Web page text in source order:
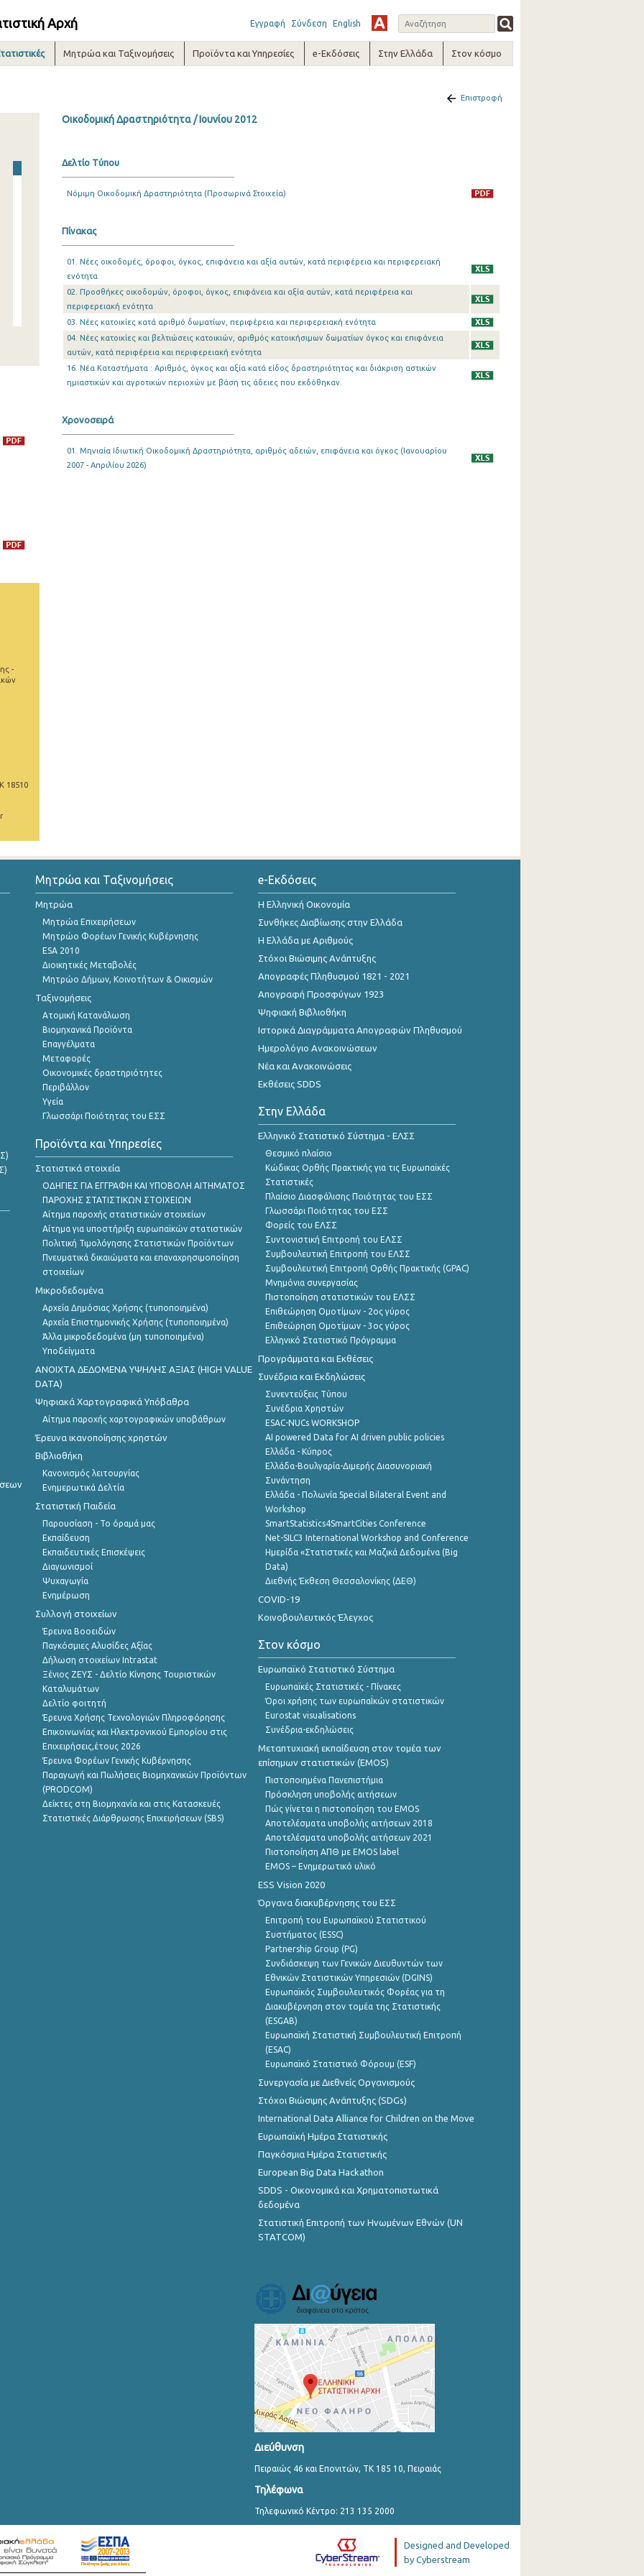
Αρχή Εγγραφή Σύνδεση English
Μητρώα και Ταξινομήσεις Προϊόντα και Υπηρεσίες e-Εκδόσεις Στην Ελλάδα Στον κόσμο
-
18510
Επιστροφή
Οικοδομική Δραστηριότητα / Ιουνίου 2012
Δελτίο Τύπου
Νόμιμη Οικοδομική Δραστηριότητα (Προσωρινά Στοιχεία)
Πίνακας
01. Νέες οικοδομές, όροφοι, όγκος, επιφάνεια και αξία αυτών, κατά περιφέρεια και περιφερειακή
ενότητα
02. Προσθήκες οικοδομών, όροφοι, όγκος, επιφάνεια και αξία αυτών, κατά περιφέρεια και
περιφερειακή ενότητα
03. Νέες κατοικίες κατά αριθμό δωματίων, περιφέρεια και περιφερειακή ενότητα
04. Νέες κατοικίες και βελτιώσεις κατοικιών, αριθμός κατοικήσιμων δωματίων όγκος και επιφάνεια
αυτών, κατά περιφέρεια και περιφερειακή ενότητα
16. Νέα Καταστήματα : Αριθμός, όγκος και αξία κατά είδος δραστηριότητας και διάκριση αστικών
ημιαστικών και αγροτικών περιοχών με βάση τις άδειες που εκδόθηκαν.
Χρονοσειρά
01. Μηνιαία Ιδιωτική Οικοδομική Δραστηριότητα, αριθμός αδειών, επιφάνεια και όγκος (Ιανουαρίου
2007 - Απριλίου 2026)
Μητρώα και Ταξινομήσεις
Μητρώα
Μητρώα Επιχειρήσεων
Μητρώο Φορέων Γενικής Κυβέρνησης
ESA 2010
Διοικητικές Μεταβολές
Μητρώο Δήμων, Κοινοτήτων & Οικισμών
Ταξινομήσεις
Ατομική Κατανάλωση
Βιομηχανικά Προϊόντα
Επαγγέλματα
Μεταφορές
Οικονομικές δραστηριότητες
Περιβάλλον
Υγεία
Γλωσσάρι Ποιότητας του ΕΣΣ
Προϊόντα και Υπηρεσίες
Στατιστικά στοιχεία
ΟΔΗΓΙΕΣ ΓΙΑ ΕΓΓΡΑΦΗ ΚΑΙ ΥΠΟΒΟΛΗ ΑΙΤΗΜΑΤΟΣ
ΠΑΡΟΧΗΣ ΣΤΑΤΙΣΤΙΚΩΝ ΣΤΟΙΧΕΙΩΝ
Αίτημα παροχής στατιστικών στοιχείων
Αίτημα για υποστήριξη ευρωπαϊκών στατιστικών
Πολιτική Τιμολόγησης Στατιστικών Προϊόντων
Πνευματικά δικαιώματα και επαναχρησιμοποίηση
στοιχείων
Μικροδεδομένα
Αρχεία Δημόσιας Χρήσης (τυποποιημένα)
Αρχεία Επιστημονικής Χρήσης (τυποποιημένα)
Άλλα μικροδεδομένα (μη τυποποιημένα)
Υποδείγματα
ANOIXTA ΔΕΔΟΜΕΝΑ ΥΨΗΛΗΣ ΑΞΙΑΣ (HIGH VALUE
DATA)
Ψηφιακά Χαρτογραφικά Υπόβαθρα
Αίτημα παροχής χαρτογραφικών υποβάθρων
Έρευνα ικανοποίησης χρηστών
Βιβλιοθήκη
Κανονισμός λειτουργίας
Ενημερωτικά Δελτία
Στατιστική Παιδεία
Παρουσίαση - Το όραμά μας
Εκπαίδευση
Εκπαιδευτικές Επισκέψεις
Διαγωνισμοί
Ψυχαγωγία
Ενημέρωση
Συλλογή στοιχείων
Έρευνα Βοοειδών
Παγκόσμιες Αλυσίδες Αξίας
Δήλωση στοιχείων Intrastat
Ξένιος ΖΕΥΣ - Δελτίο Κίνησης Τουριστικών
Καταλυμάτων
Δελτίο φοιτητή
Έρευνα Χρήσης Τεχνολογιών Πληροφόρησης
Επικοινωνίας και Ηλεκτρονικού Εμπορίου στις
Επιχειρήσεις,έτους 2026
Έρευνα Φορέων Γενικής Κυβέρνησης
Παραγωγή και Πωλήσεις Βιομηχανικών Προϊόντων
(PRODCOM)
Δείκτες στη Βιομηχανία και στις Κατασκευές
Στατιστικές Διάρθρωσης Επιχειρήσεων (SBS)
e-Εκδόσεις
Η Ελληνική Οικονομία
Συνθήκες Διαβίωσης στην Ελλάδα
Η Ελλάδα με Αριθμούς
Στόχοι Βιώσιμης Ανάπτυξης
Απογραφές Πληθυσμού 1821 - 2021
Απογραφή Προσφύγων 1923
Ψηφιακή Βιβλιοθήκη
Ιστορικά Διαγράμματα Απογραφών Πληθυσμού
Ημερολόγιο Ανακοινώσεων
Νέα και Ανακοινώσεις
Εκθέσεις SDDS
Στην Ελλάδα
Ελληνικό Στατιστικό Σύστημα - ΕΛΣΣ
Θεσμικό πλαίσιο
Κώδικας Ορθής Πρακτικής για τις Ευρωπαϊκές
Στατιστικές
Πλαίσιο Διασφάλισης Ποιότητας του ΕΣΣ
Γλωσσάρι Ποιότητας του ΕΣΣ
Φορείς του ΕΛΣΣ
Συντονιστική Επιτροπή του ΕΛΣΣ
Συμβουλευτική Επιτροπή του ΕΛΣΣ
Συμβουλευτική Επιτροπή Ορθής Πρακτικής (GPAC)
Μνημόνια συνεργασίας
Πιστοποίηση στατιστικών του ΕΛΣΣ
Επιθεώρηση Ομοτίμων - 2ος γύρος
Επιθεώρηση Ομοτίμων - 3ος γύρος
Ελληνικό Στατιστικό Πρόγραμμα
Προγράμματα και Εκθέσεις
Συνέδρια και Εκδηλώσεις
Συνεντεύξεις Τύπου
Συνέδρια Χρηστών
ESAC-NUCs WORKSHOP
AI powered Data for AI driven public policies
Ελλάδα - Κύπρος
Ελλάδα-Βουλγαρία-Διμερής Διασυνοριακή
Συνάντηση
Ελλάδα - Πολωνία Special Bilateral Event and
Workshop
SmartStatistics4SmartCities Conference
Net-SILC3 International Workshop and Conference
Ημερίδα «Στατιστικές και Μαζικά Δεδομένα (Big
Data)
Διεθνής Έκθεση Θεσσαλονίκης (ΔΕΘ)
COVID-19
Κοινοβουλευτικός Έλεγχος
Στον κόσμο
Ευρωπαϊκό Στατιστικό Σύστημα
Ευρωπαϊκές Στατιστικές - Πίνακες
Όροι χρήσης των ευρωπαΪκών στατιστικών
Eurostat visualisations
Συνέδρια-εκδηλώσεις
Μεταπτυχιακή εκπαίδευση στον τομέα των
επίσημων στατιστικών (EMOS)
Πιστοποιημένα Πανεπιστήμια
Πρόσκληση υποβολής αιτήσεων
Πώς γίνεται η πιστοποίηση του EMOS
Αποτελέσματα υποβολής αιτήσεων 2018
Αποτελέσματα υποβολής αιτήσεων 2021
Πιστοποίηση ΑΠΘ με EMOS label
EMOS – Ενημερωτικό υλικό
ESS Vision 2020
Όργανα διακυβέρνησης του ΕΣΣ
Επιτροπή του Ευρωπαϊκού Στατιστικού
Συστήματος (ESSC)
Partnership Group (PG)
Συνδιάσκεψη των Γενικών Διευθυντών των
Εθνικών Στατιστικών Υπηρεσιών (DGINS)
Ευρωπαϊκός Συμβουλευτικός Φορέας για τη
Διακυβέρνηση στον τομέα της Στατιστικής
(ESGAB)
Ευρωπαϊκή Στατιστική Συμβουλευτική Επιτροπή
(ESAC)
Ευρωπαϊκό Στατιστικό Φόρουμ (ESF)
Συνεργασία με Διεθνείς Οργανισμούς
Στόχοι Βιώσιμης Ανάπτυξης (SDGs)
International Data Alliance for Children on the Move
Ευρωπαϊκή Ημέρα Στατιστικής
Παγκόσμια Ημέρα Στατιστικής
European Big Data Hackathon
SDDS - Οικονομικά και Χρηματοπιστωτικά
δεδομένα
Στατιστική Επιτροπή των Ηνωμένων Εθνών (UN
STATCOM)
Διεύθυνση
Πειραιώς 46 και Επονιτών, ΤΚ 185 10, Πειραιάς
Τηλέφωνα
Τηλεφωνικό Κέντρο: 213 135 2000
Designed and Developed
by Cyberstream